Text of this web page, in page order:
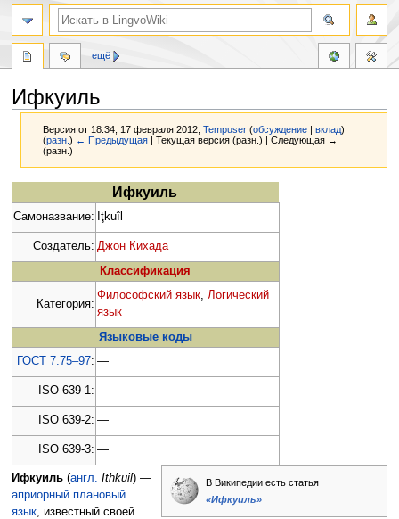
Ифкуиль
Версия от 18:34, 17 февраля 2012;Tempuser (обсуждение |вклад)
(разн.) ← Предыдущая | Текущая версия (разн.) | Следующая →
(разн.)
к
навигации
к
поиску
Ифкуиль
Самоназвание: Iţkuîl
Создатель: Джон Кихада
Классификация
Категория:
Философский язык, Логический
язык
Языковые коды
ГОСТ 7.75–97: —
ISO 639-1: —
ISO 639-2: —
ISO 639-3: —
В Википедии есть статья
«Ифкуиль»
Ифкуиль(англ. Ithkuil) —
априорный плановый
язык, известный своей
ещё